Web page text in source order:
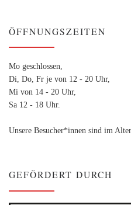
ÖFFNUNGSZEITEN
Mo geschlossen,
Di, Do, Fr je von 12 - 20 Uhr,
Mi von 14 - 20 Uhr,
Sa 12 - 18 Uhr.
Unsere Besucher*innen sind im
GEFÖRDERT DURCH